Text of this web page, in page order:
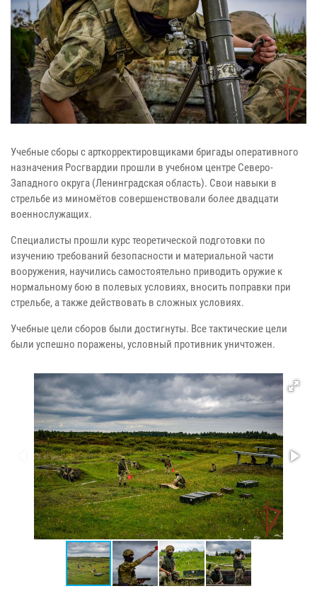
Учебные сборы с арткорректировщиками бригады оперативного
назначения Росгвардии прошли в учебном центре Северо-
Западного округа (Ленинградская область). Свои навыки в
стрельбе из миномётов совершенствовали более двадцати
военнослужащих.
Специалисты прошли курс теоретической подготовки по
изучению требований безопасности и материальной части
вооружения, научились самостоятельно приводить оружие к
нормальному бою в полевых условиях, вносить поправки при
стрельбе, а также действовать в сложных условиях.
Учебные цели сборов были достигнуты. Все тактические цели
были успешно поражены, условный противник уничтожен.